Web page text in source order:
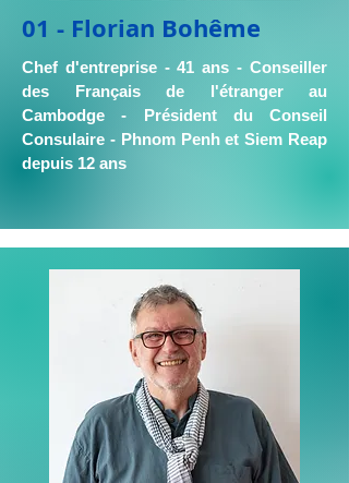
01 - Florian Bohême
Chef d'entreprise - 41 ans - Conseiller
des Français de l'étranger au
Cambodge - Président du Conseil
Consulaire - Phnom Penh et Siem Reap
depuis 12 ans